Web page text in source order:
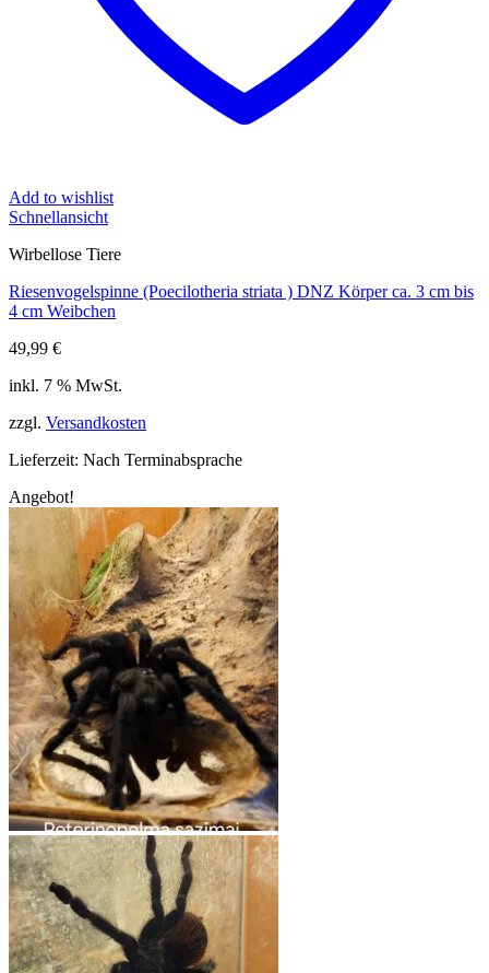
Add to wishlist
Schnellansicht
Wirbellose Tiere
Riesenvogelspinne (Poecilotheria striata ) DNZ Körper ca. 3 cm bis
4 cm Weibchen
49,99 €
inkl. 7 % MwSt.
zzgl. Versandkosten
Lieferzeit: Nach Terminabsprache
Angebot!